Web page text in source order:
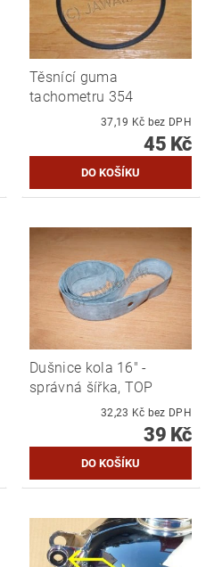
Těsnící guma
tachometru 354
37,19 Kč bez DPH
45 Kč
Dušnice kola 16" -
správná šířka, TOP
32,23 Kč bez DPH
39 Kč